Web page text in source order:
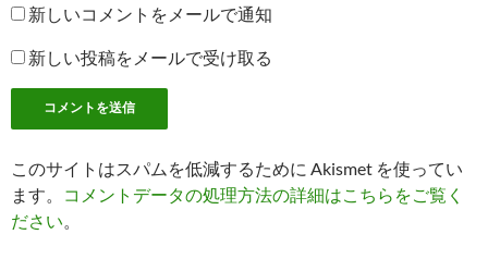
新しいコメントをメールで通知
新しい投稿をメールで受け取る
このサイトはスパムを低減するために Akismet を使ってい
ます。
コメントデータの処理方法の詳細はこちらをご覧く
ださい。